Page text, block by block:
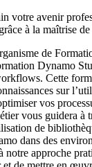
votre avenir
à la maîtrise
de
Dynamo
Cette
sur
vos
vous guidera à
de
dans des
notre approche